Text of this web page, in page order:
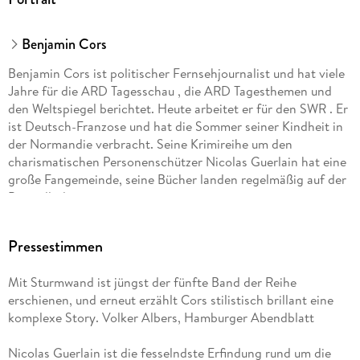
Benjamin Cors
Benjamin Cors ist politischer Fernsehjournalist und hat viele
Jahre für die ARD Tagesschau , die ARD Tagesthemen und
den Weltspiegel berichtet. Heute arbeitet er für den SWR . Er
ist Deutsch-Franzose und hat die Sommer seiner Kindheit in
der Normandie verbracht. Seine Krimireihe um den
charismatischen Personenschützer Nicolas Guerlain hat eine
große Fangemeinde, seine Bücher landen regelmäßig auf der
Bestsellerliste.
Pressestimmen
Mit Sturmwand ist jüngst der fünfte Band der Reihe
erschienen, und erneut erzählt Cors stilistisch brillant eine
komplexe Story. Volker Albers, Hamburger Abendblatt
Nicolas Guerlain ist die fesselndste Erfindung rund um die